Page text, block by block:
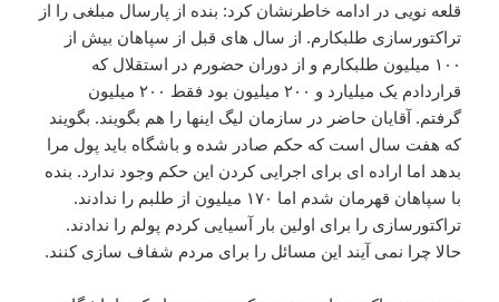
قلعه نویی در ادامه خاطرنشان کرد: بنده از پارسال مبلغی را از
تراکتورسازی طلبکارم. از سال های قبل از سپاهان بیش از
۱۰۰ میلیون طلبکارم و از دوران حضورم در استقلال که
قراردادم یک میلیارد و ۲۰۰ میلیون بود فقط ۲۰۰ میلیون
گرفتم. آقایان حاضر در سازمان لیگ اینها را هم بگویند. بگویند
که هفت سال است که حکم صادر شده و باشگاه باید پول مرا
بدهد اما اراده ای برای اجرایی کردن این حکم وجود ندارد. بنده
با سپاهان قهرمان شدم اما ۱۷۰ میلیون از طلبم را ندادند.
تراکتورسازی را برای اولین بار آسیایی کردم پولم را ندادند.
حالا چرا نمی آیند این مسائل را برای مردم شفاف سازی کنند.